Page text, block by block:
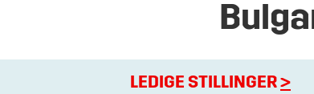
LEDIGE STILLINGER>